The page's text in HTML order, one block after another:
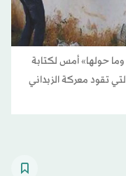
حولها» أمس لكتابة
تقود معركة الزبداني